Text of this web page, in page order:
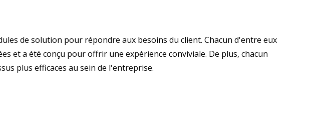
de solution pour répondre aux besoins du client. Chacun d'entre eux
et a été conçu pour offrir une expérience conviviale. De plus, chacun
plus efficaces au sein de l'entreprise.